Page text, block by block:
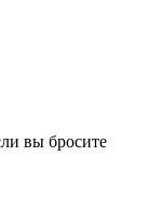
вы бросите